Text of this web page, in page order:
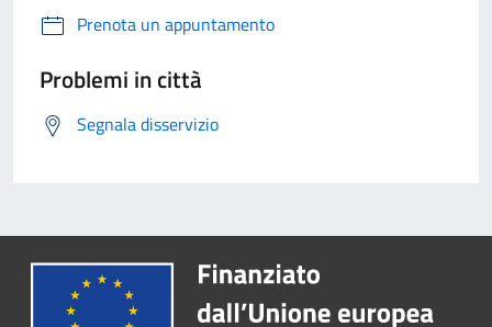
Prenota un appuntamento
Problemi in città
Segnala disservizio